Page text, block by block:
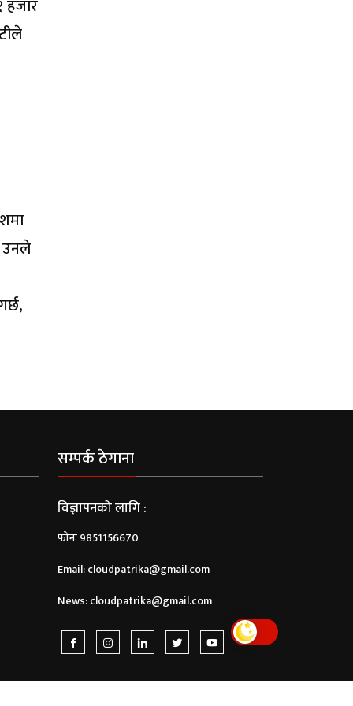
हजार
उनले
सम्पर्क ठेगाना
विज्ञापनको लागि :
फोनः 9851156670
Email:cloudpatrika@gmail.com
News:cloudpatrika@gmail.com